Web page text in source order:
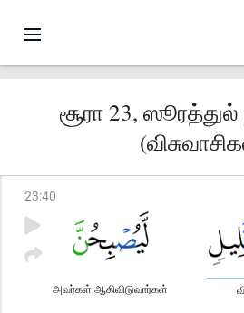
சூரா 23,
23:40
அவர்கள் ஆகிவிடுவார்கள்